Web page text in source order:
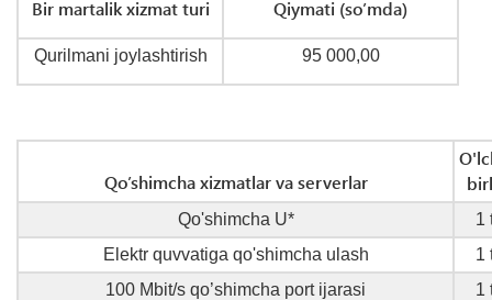
Bir martalik xizmat turi Qiymati (so’mda)
Qurilmani joylashtirish 95 000,00
Qo’shimcha xizmatlar va serverlar
Qo'shimcha U*
1
Elektr quvvatiga qo'shimcha ulash
1
100 Mbit/s qo’shimcha port ijarasi
1